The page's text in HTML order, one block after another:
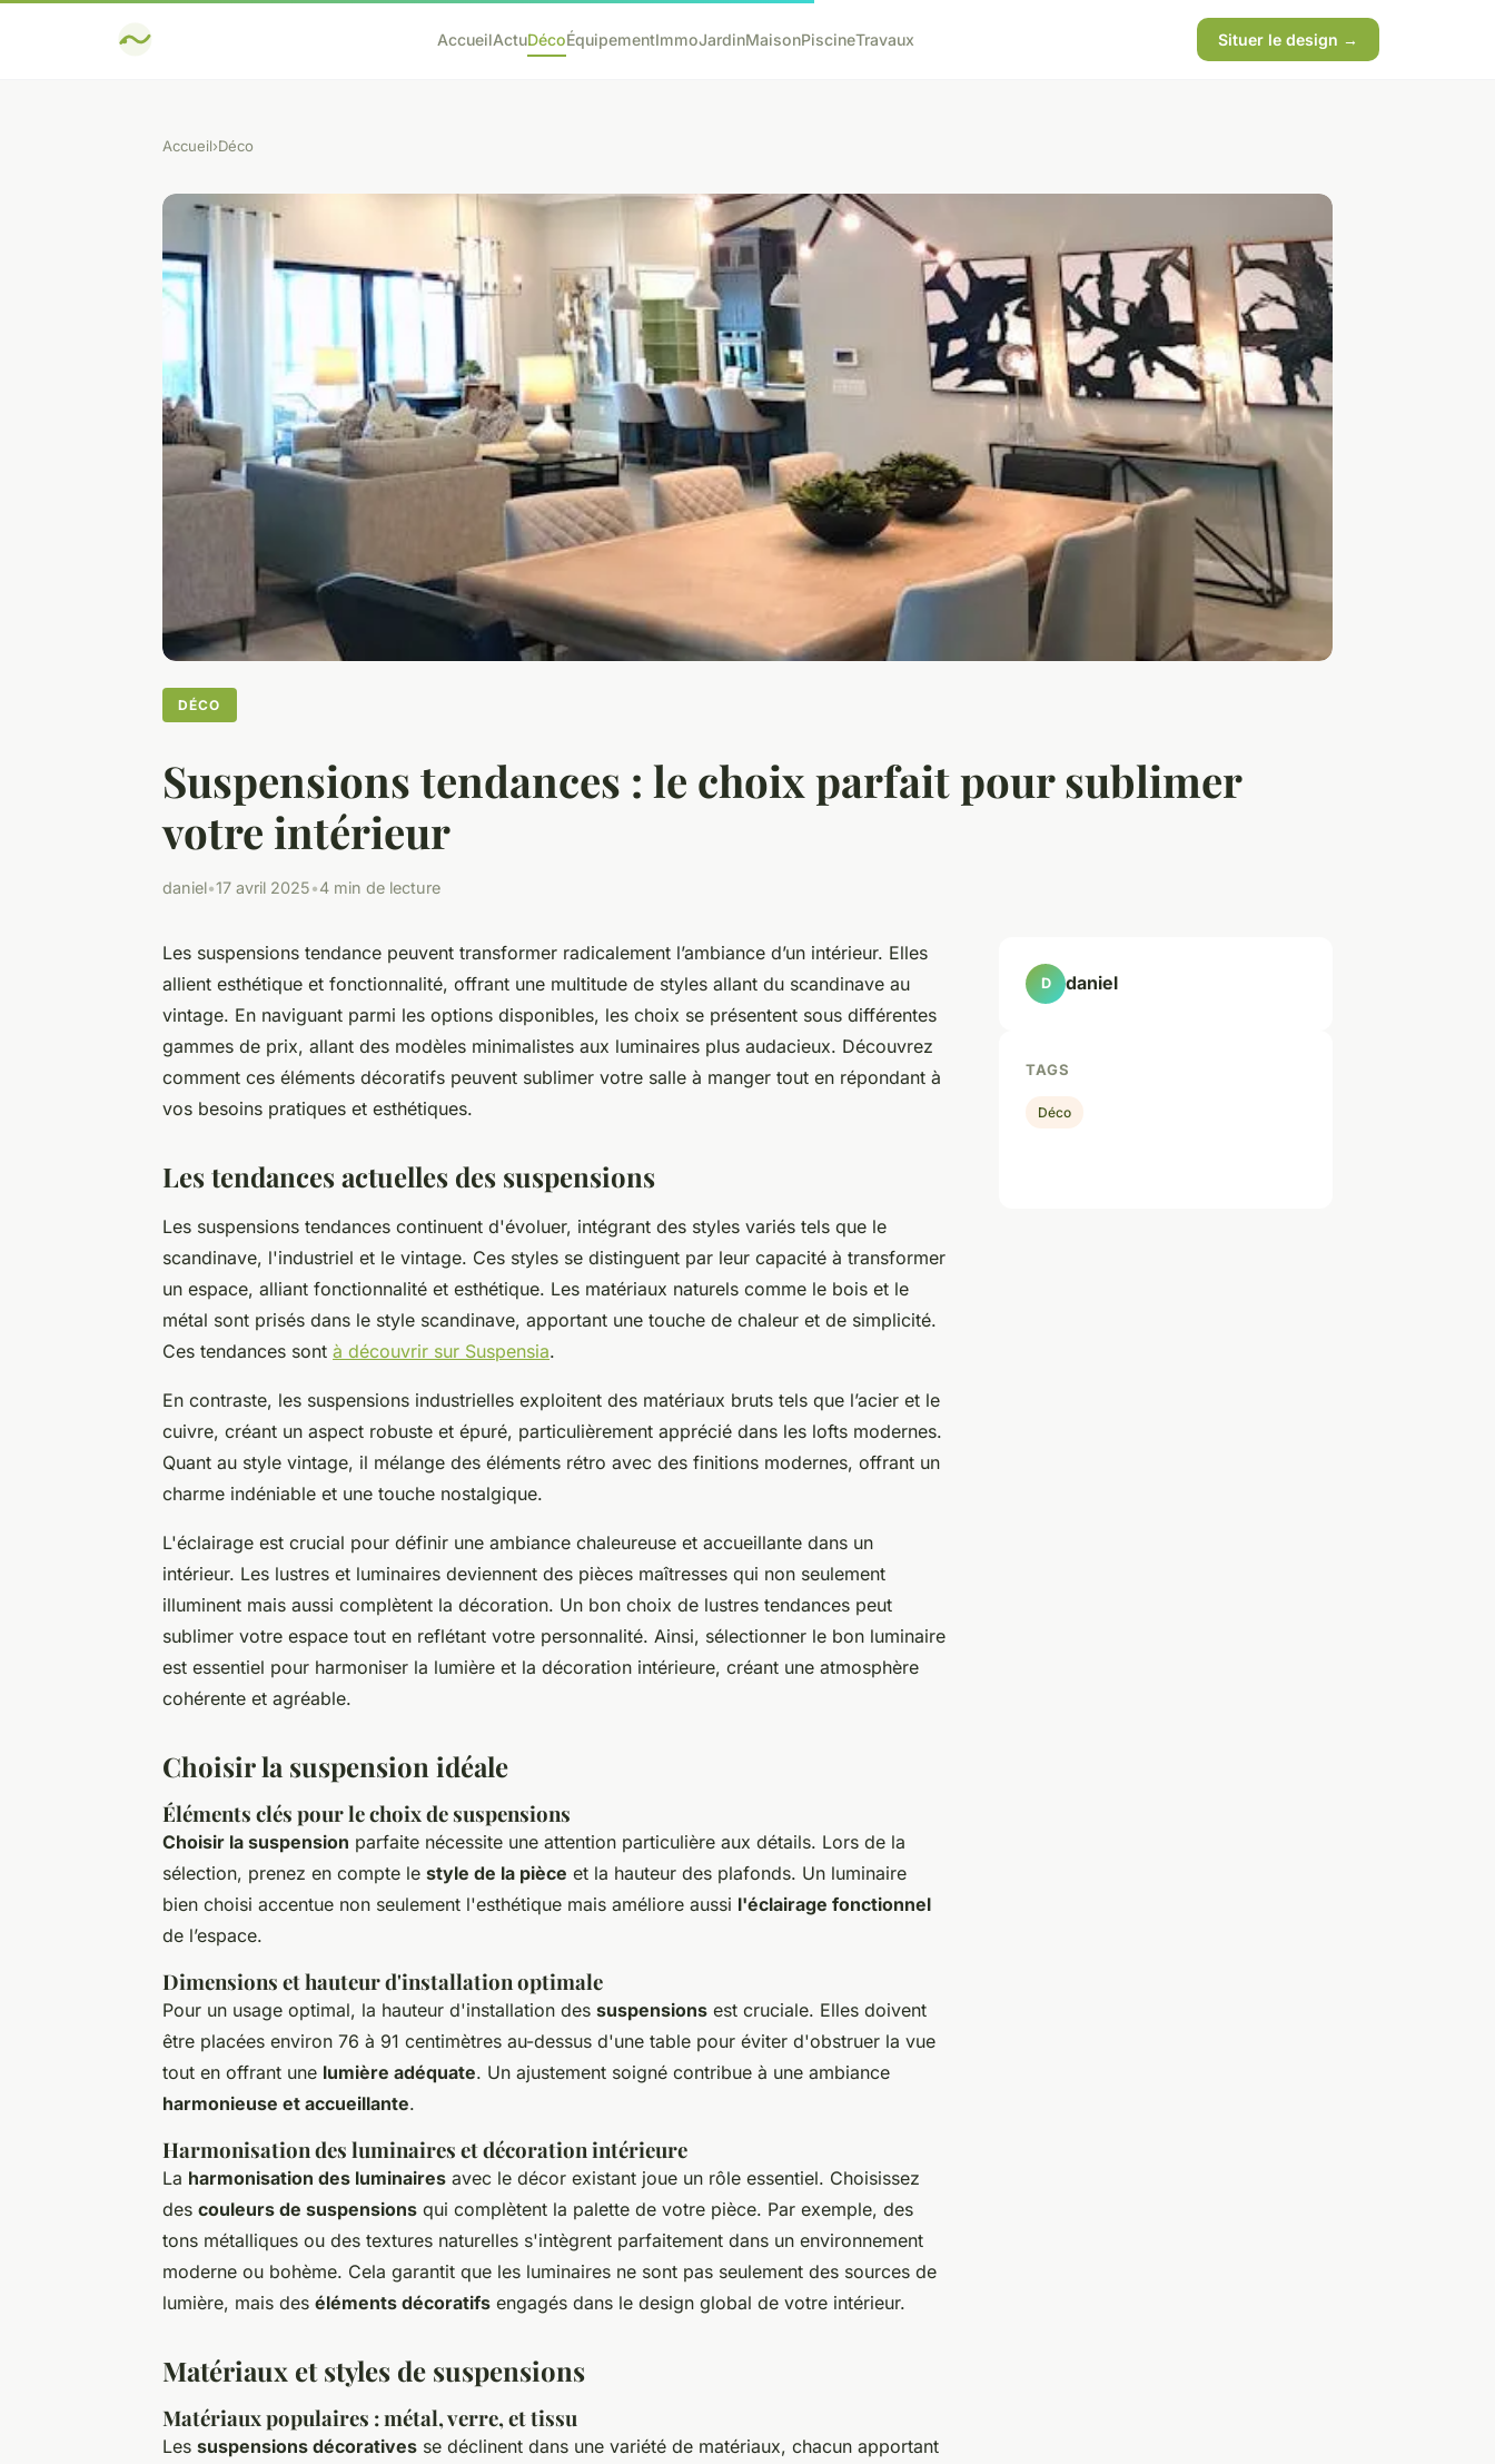
AccueilActuDécoÉquipementImmoJardinMaisonPiscineTravaux Situer le design →
Accueil›Déco
DÉCO
Suspensions tendances : le choix parfait pour sublimer
votre intérieur
daniel•17 avril 2025•4 min de lecture
Les suspensions tendance peuvent transformer radicalement l’ambiance d’un intérieur. Elles
allient esthétique et fonctionnalité, offrant une multitude de styles allant du scandinave au
vintage. En naviguant parmi les options disponibles, les choix se présentent sous différentes
gammes de prix, allant des modèles minimalistes aux luminaires plus audacieux. Découvrez
comment ces éléments décoratifs peuvent sublimer votre salle à manger tout en répondant à
vos besoins pratiques et esthétiques.
Les tendances actuelles des suspensions
Les suspensions tendances continuent d'évoluer, intégrant des styles variés tels que le
scandinave, l'industriel et le vintage. Ces styles se distinguent par leur capacité à transformer
un espace, alliant fonctionnalité et esthétique. Les matériaux naturels comme le bois et le
métal sont prisés dans le style scandinave, apportant une touche de chaleur et de simplicité.
Ces tendances sont à découvrir sur Suspensia.
En contraste, les suspensions industrielles exploitent des matériaux bruts tels que l’acier et le
cuivre, créant un aspect robuste et épuré, particulièrement apprécié dans les lofts modernes.
Quant au style vintage, il mélange des éléments rétro avec des finitions modernes, offrant un
charme indéniable et une touche nostalgique.
L'éclairage est crucial pour définir une ambiance chaleureuse et accueillante dans un
intérieur. Les lustres et luminaires deviennent des pièces maîtresses qui non seulement
illuminent mais aussi complètent la décoration. Un bon choix de lustres tendances peut
sublimer votre espace tout en reflétant votre personnalité. Ainsi, sélectionner le bon luminaire
est essentiel pour harmoniser la lumière et la décoration intérieure, créant une atmosphère
cohérente et agréable.
Choisir la suspension idéale
Éléments clés pour le choix de suspensions
Choisir la suspension parfaite nécessite une attention particulière aux détails. Lors de la
sélection, prenez en compte le style de la pièce et la hauteur des plafonds. Un luminaire
bien choisi accentue non seulement l'esthétique mais améliore aussi l'éclairage fonctionnel
de l’espace.
Dimensions et hauteur d'installation optimale
Pour un usage optimal, la hauteur d'installation des suspensions est cruciale. Elles doivent
être placées environ 76 à 91 centimètres au-dessus d'une table pour éviter d'obstruer la vue
tout en offrant une lumière adéquate. Un ajustement soigné contribue à une ambiance
harmonieuse et accueillante.
Harmonisation des luminaires et décoration intérieure
La harmonisation des luminaires avec le décor existant joue un rôle essentiel. Choisissez
des couleurs de suspensions qui complètent la palette de votre pièce. Par exemple, des
tons métalliques ou des textures naturelles s'intègrent parfaitement dans un environnement
moderne ou bohème. Cela garantit que les luminaires ne sont pas seulement des sources de
lumière, mais des éléments décoratifs engagés dans le design global de votre intérieur.
Matériaux et styles de suspensions
Matériaux populaires : métal, verre, et tissu
Les suspensions décoratives se déclinent dans une variété de matériaux, chacun apportant
D daniel
TAGS
Déco